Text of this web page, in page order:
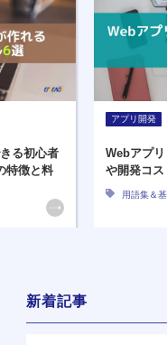
る初心者
特徴と料
アプリ開発
Webアプ
や開発コ
用語集＆
新着記事